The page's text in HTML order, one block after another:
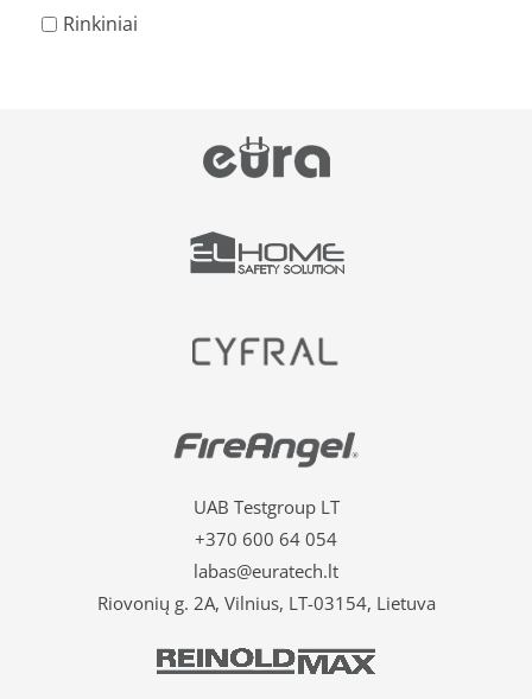
Rinkiniai
UAB Testgroup LT
+370 600 64 054
labas@euratech.lt
Riovonių g. 2A, Vilnius, LT-03154, Lietuva